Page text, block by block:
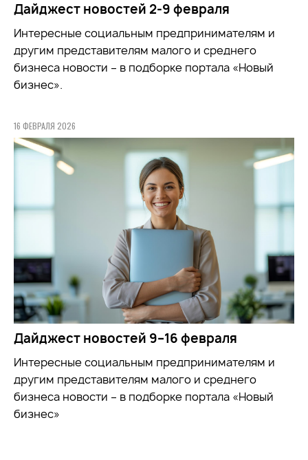
Дайджест новостей 2-9 февраля
Интересные социальным предпринимателям и
другим представителям малого и среднего
бизнеса новости – в подборке портала «Новый
бизнес».
16 ФЕВРАЛЯ 2026
Дайджест новостей 9–16 февраля
Интересные социальным предпринимателям и
другим представителям малого и среднего
бизнеса новости – в подборке портала «Новый
бизнес»